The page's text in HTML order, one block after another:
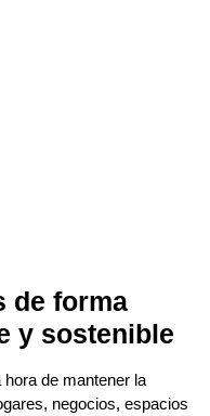
de forma
y sostenible
de mantener la
negocios, espacios